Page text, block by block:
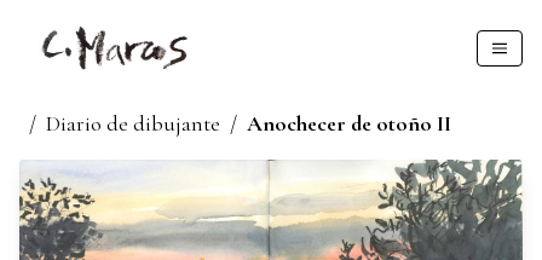
/ Diario de dibujante / Anochecer de otoño II